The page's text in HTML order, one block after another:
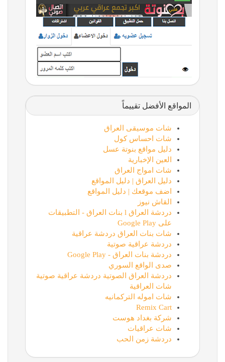
المواقع الأفضل تقييماً
شات موسيقى العراق
شات احساس كول
دليل مواقع بنوتة عسل
العين الإخبارية
شات امواج العراق
دليل العراق | دليل المواقع
اضف موقعك | دليل المواقع
القاش نيوز
دردشة العراق l بنات العراق - التطبيقات
على Google Play
شات بنات العراق دردشة عراقية
دردشة عراقية صوتية
دردشة بنات العراق - Google Play
صدى الواقع السوري
دردشة العراق الصوتية دردشة عراقية صوتية
شات العراقية
شات اموله التركمانيه
Remix Cart
شركة بغداد هوست
شات عراقيات
دردشة زمن الحب